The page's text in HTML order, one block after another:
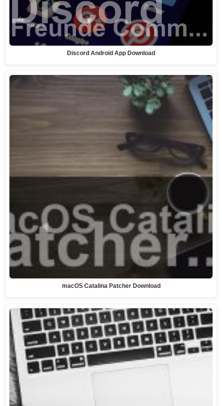
Discord Android App Download
macOS Catalina Patcher Download